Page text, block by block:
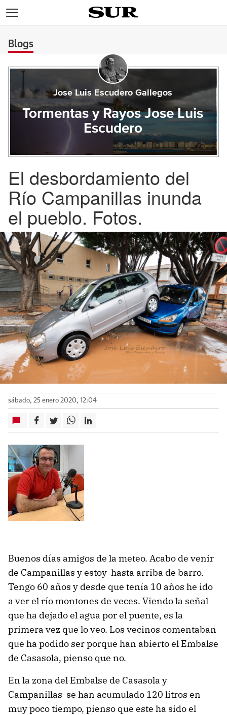
Blogs
Jose Luis Escudero Gallegos
Tormentas y Rayos Jose Luis
Escudero
El desbordamiento del
Río Campanillas inunda
el pueblo. Fotos.
sábado, 25 enero 2020, 12:04
Buenos días amigos de la meteo. Acabo de venir
de Campanillas y estoy hasta arriba de barro.
Tengo 60 años y desde que tenía 10 años he ido
a ver el río montones de veces. Viendo la señal
que ha dejado el agua por el puente, es la
primera vez que lo veo. Los vecinos comentaban
que ha podido ser porque han abierto el Embalse
de Casasola, pienso que no.
En la zona del Embalse de Casasola y
Campanillas se han acumulado 120 litros en
muy poco tiempo, pienso que este ha sido el